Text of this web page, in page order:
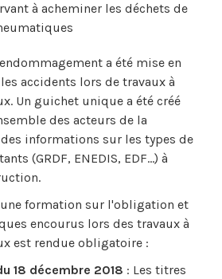
à acheminer les déchets de
a été mise en
accidents lors de travaux à
Un guichet unique a été créé
des acteurs de la
informations sur les types de
(GRDF, ENEDIS, EDF…) à
une formation sur l'obligation et
encourus lors des travaux à
est rendue obligatoire :
18 décembre 2018 : Les titres